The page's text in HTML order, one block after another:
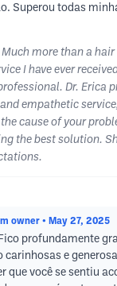
Superou todas
Much more than a
I have ever
Dr. Erica
empathetic
cause of your
the best solution.
owner • May 27, 2025
profundamente
carinhosas e
que você se sentiu